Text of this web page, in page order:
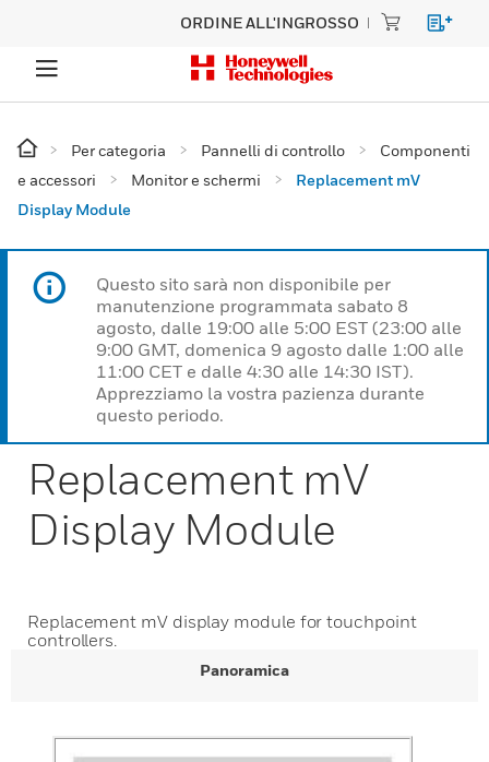
ORDINE ALL'INGROSSO
Per categoria Pannelli di controllo
Componenti
e accessori
Monitor e schermi
Replacement mV
Display Module
Questo sito sarà non disponibile per
manutenzione programmata sabato 8
agosto, dalle 19:00 alle 5:00 EST (23:00 alle
9:00 GMT, domenica 9 agosto dalle 1:00 alle
11:00 CET e dalle 4:30 alle 14:30 IST).
Apprezziamo la vostra pazienza durante
questo periodo.
Replacement mV
Display Module
Replacement mV display module for touchpoint
controllers.
Panoramica